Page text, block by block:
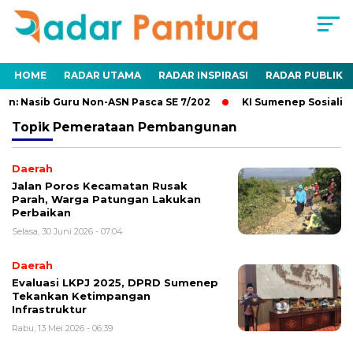
HOME RADAR UTAMA RADAR INSPIRASI RADAR PUBLIK
Nasib Guru Non-ASN Pasca SE 7/202 KI Sumenep
Topik Pemerataan Pembangunan
Daerah
Jalan Poros Kecamatan Rusak
Parah, Warga Patungan Lakukan
Perbaikan
Selasa, 30 Juni 2026 - 07:04
Daerah
Evaluasi LKPJ 2025, DPRD Sumenep
Tekankan Ketimpangan
Infrastruktur
Rabu, 13 Mei 2026 - 06:39